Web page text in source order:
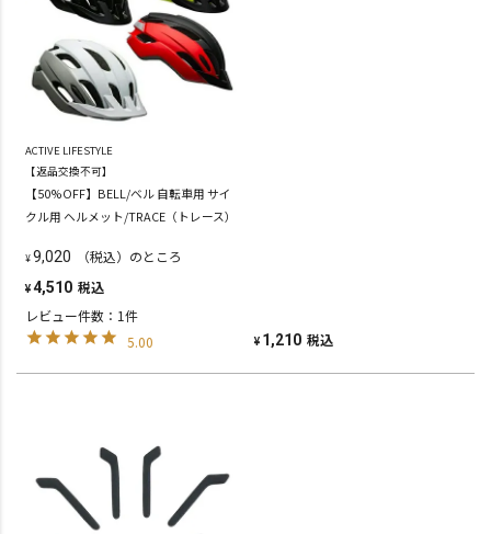
ACTIVE LIFESTYLE
【返品交換不可】
【50%OFF】BELL/ベル 自転車用 サイ
クル用 ヘルメット/TRACE（トレース）
¥9,020 （税込）のところ
¥4,510 税込
レビュー件数：1件
5.00
¥ 1,210 税込